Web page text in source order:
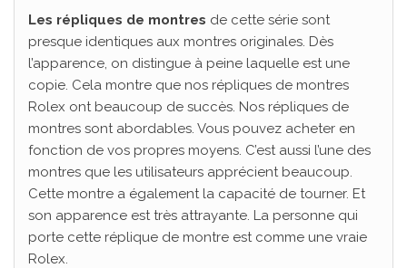
Les répliques de montres de cette série sont
presque identiques aux montres originales. Dès
l’apparence, on distingue à peine laquelle est une
copie. Cela montre que nos répliques de montres
Rolex ont beaucoup de succès. Nos répliques de
montres sont abordables. Vous pouvez acheter en
fonction de vos propres moyens. C’est aussi l’une des
montres que les utilisateurs apprécient beaucoup.
Cette montre a également la capacité de tourner. Et
son apparence est très attrayante. La personne qui
porte cette réplique de montre est comme une vraie
Rolex.